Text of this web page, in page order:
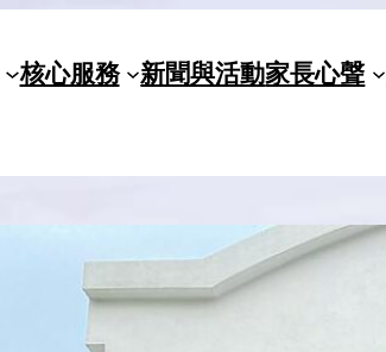
核心服務 新聞與活動家長心聲